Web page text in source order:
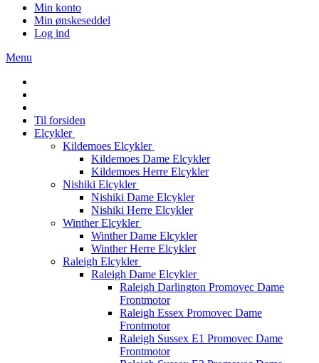
Min konto
Min ønskeseddel
Log ind
Menu
Til forsiden
Elcykler
Kildemoes Elcykler
Kildemoes Dame Elcykler
Kildemoes Herre Elcykler
Nishiki Elcykler
Nishiki Dame Elcykler
Nishiki Herre Elcykler
Winther Elcykler
Winther Dame Elcykler
Winther Herre Elcykler
Raleigh Elcykler
Raleigh Dame Elcykler
Raleigh Darlington Promovec Dame
Frontmotor
Raleigh Essex Promovec Dame
Frontmotor
Raleigh Sussex E1 Promovec Dame
Frontmotor